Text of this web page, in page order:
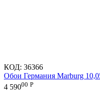
КОД: 36366
Обои Германия Marburg
4 59000 Р